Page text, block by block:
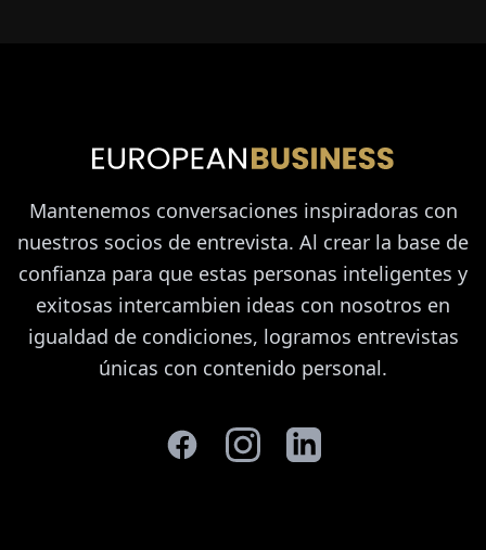
Mantenemos conversaciones inspiradoras con
nuestros socios de entrevista. Al crear la base de
confianza para que estas personas inteligentes y
exitosas intercambien ideas con nosotros en
igualdad de condiciones, logramos entrevistas
únicas con contenido personal.